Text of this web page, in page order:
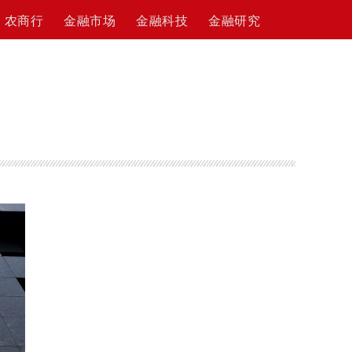
农商行 金融市场 金融科技 金融研究